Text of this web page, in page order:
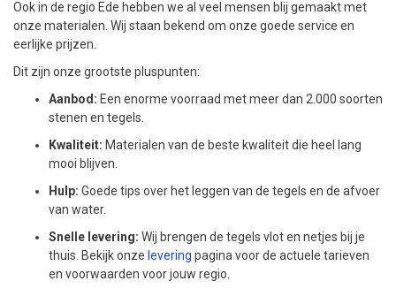
Ook in de regio Ede hebben we al veel mensen blij gemaakt met
onze materialen. Wij staan bekend om onze goede service en
eerlijke prijzen.
Dit zijn onze grootste pluspunten:
Aanbod: Een enorme voorraad met meer dan 2.000 soorten
stenen en tegels.
Kwaliteit: Materialen van de beste kwaliteit die heel lang
mooi blijven.
Hulp: Goede tips over het leggen van de tegels en de afvoer
van water.
Snelle levering: Wij brengen de tegels vlot en netjes bij je
thuis. Bekijk onze levering pagina voor de actuele tarieven
en voorwaarden voor jouw regio.